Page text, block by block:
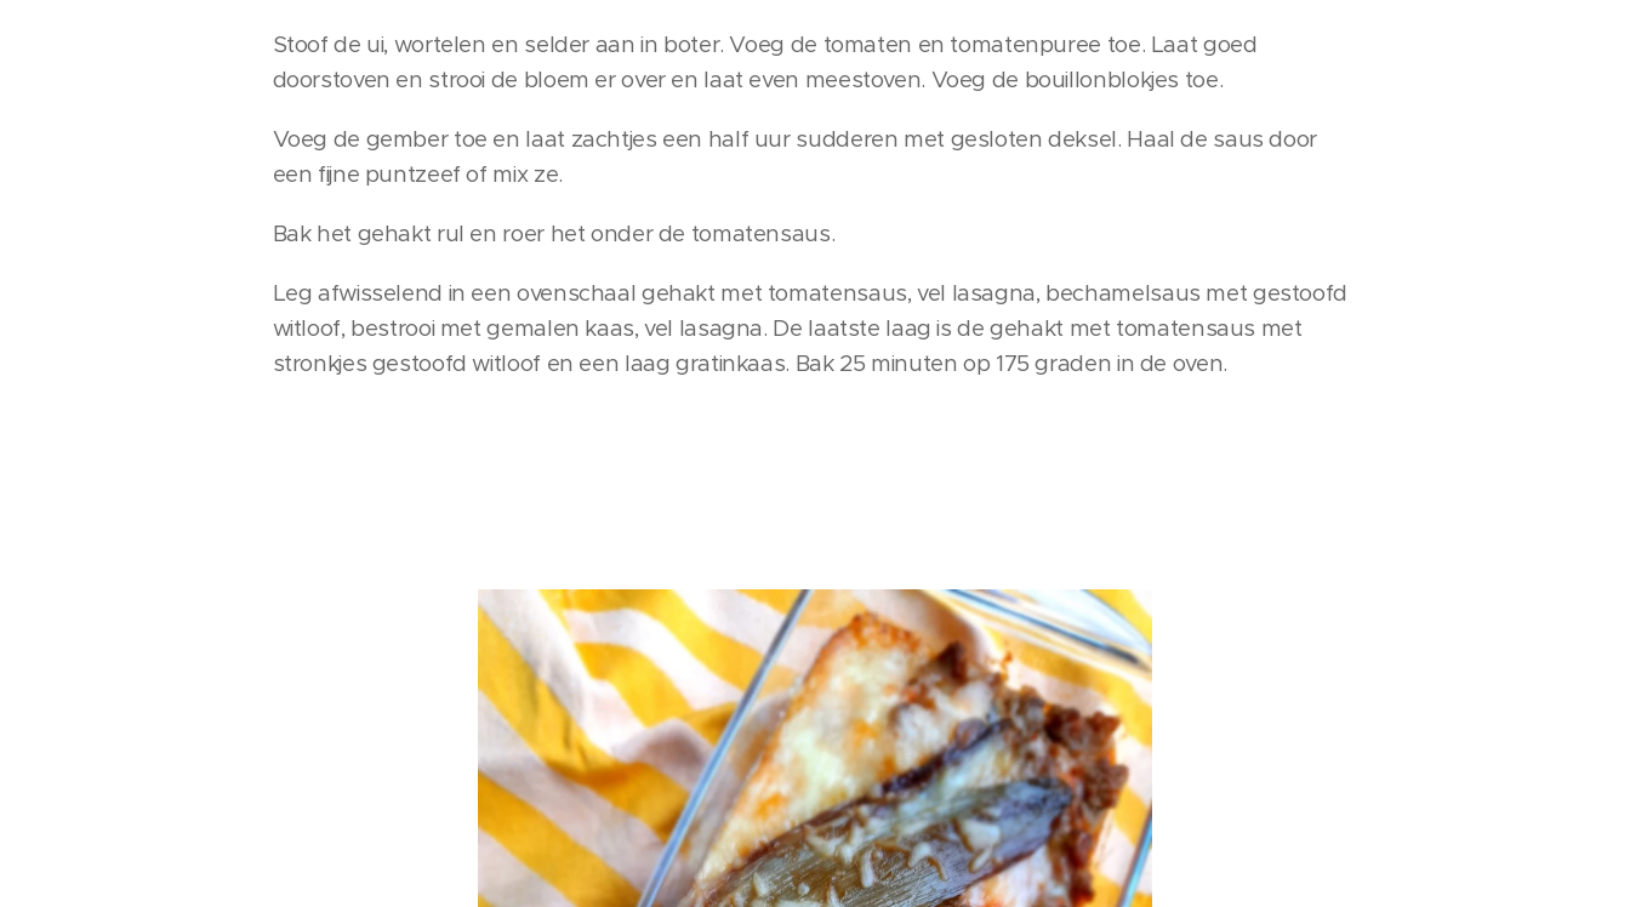
Stoof de ui, wortelen en selder aan in boter. Voeg de tomaten en tomatenpuree toe. Laat goed
doorstoven en strooi de bloem er over en laat even meestoven. Voeg de bouillonblokjes toe.
Voeg de gember toe en laat zachtjes een half uur sudderen met gesloten deksel. Haal de saus door
een fijne puntzeef of mix ze.
Bak het gehakt rul en roer het onder de tomatensaus.
Leg afwisselend in een ovenschaal gehakt met tomatensaus, vel lasagna, bechamelsaus met gestoofd
witloof, bestrooi met gemalen kaas, vel lasagna. De laatste laag is de gehakt met tomatensaus met
stronkjes gestoofd witloof en een laag gratinkaas. Bak 25 minuten op 175 graden in de oven.